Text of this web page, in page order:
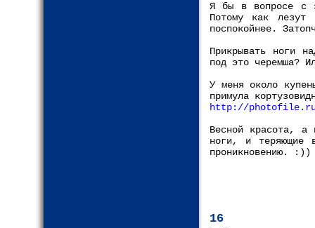
Я бы в вопросе с
Потому как лезут
поспокойнее.
Прикрывать ноги
под это черемша?
У меня около
примула
http://
Весной красота, а
ноги, и теряющие
проникновению. :))
16